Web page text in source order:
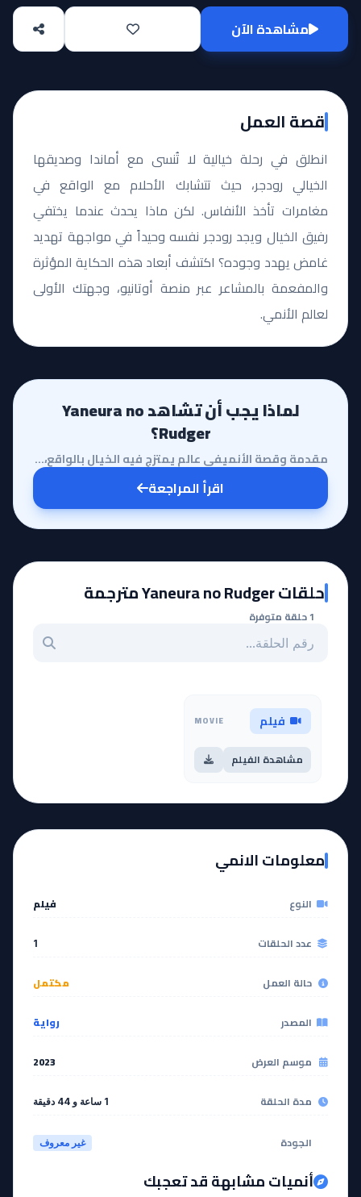
مشاهدة الآن
قصة العمل
انطلق في رحلة خيالية لا تُنسى مع أماندا وصديقها
الخيالي رودجر، حيث تتشابك الأحلام مع الواقع في
مغامرات تأخذ الأنفاس. لكن ماذا يحدث عندما يختفي
رفيق الخيال ويجد رودجر نفسه وحيداً في مواجهة تهديد
غامض يهدد وجوده؟ اكتشف أبعاد هذه الحكاية المؤثرة
والمفعمة بالمشاعر عبر منصة أوتانيو، وجهتك الأولى
لعالم الأنمي.
لماذا يجب أن تشاهد Yaneura no
Rudger؟
مقدمة وقصة الأنميفي عالم يمتزج فيه الخيال بالواقع، يأتينا أنمي Yaneura no Rudger ليقدم تجربة بصرية و...
اقرأ المراجعة
حلقات Yaneura no Rudger مترجمة
1 حلقة متوفرة
بحث عن حلقة بالرقم
فيلم MOVIE
مشاهدة الفيلم
معلومات الانمي
النوع فيلم
عدد الحلقات 1
حالة العمل مكتمل
المصدر رواية
موسم العرض 2023
مدة الحلقة 1 ساعة و 44 دقيقة
الجودة غير معروف
أنميات مشابهة قد تعجبك